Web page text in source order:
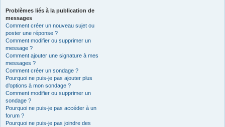
Problèmes liés à la publication de
messages
Comment créer un nouveau sujet ou
poster une réponse ?
Comment modifier ou supprimer un
message ?
Comment ajouter une signature à mes
messages ?
Comment créer un sondage ?
Pourquoi ne puis-je pas ajouter plus
d’options à mon sondage ?
Comment modifier ou supprimer un
sondage ?
Pourquoi ne puis-je pas accéder à un
forum ?
Pourquoi ne puis-je pas joindre des